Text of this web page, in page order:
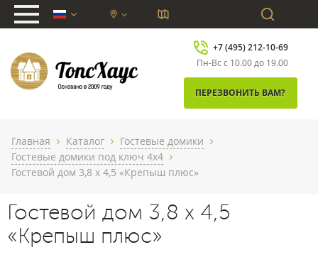
chevron_down
+7 (495) 212-10-69
Пн-Вс с 10.00 до 19.00
ПЕРЕЗВОНИТЬ ВАМ?
Главная chevron_right Каталог chevron_right Гостевые домики chevron_right
Гостевые домики под ключ 4x4 chevron_right
Гостевой дом 3,8 х 4,5 «Крепыш плюс»
Гостевой дом 3,8 х 4,5
«Крепыш плюс»